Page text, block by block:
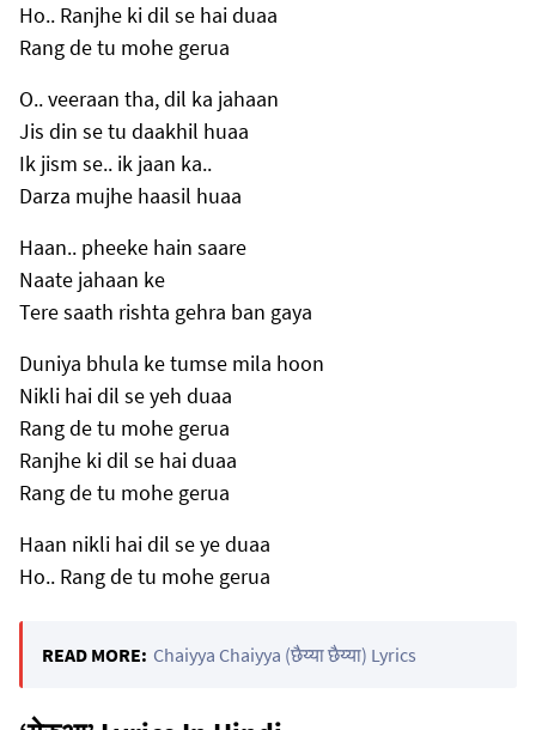
Ho.. Ranjhe ki dil se hai duaa
Rang de tu mohe gerua
O.. veeraan tha, dil ka jahaan
Jis din se tu daakhil huaa
Ik jism se.. ik jaan ka..
Darza mujhe haasil huaa
Haan.. pheeke hain saare
Naate jahaan ke
Tere saath rishta gehra ban gaya
Duniya bhula ke tumse mila hoon
Nikli hai dil se yeh duaa
Rang de tu mohe gerua
Ranjhe ki dil se hai duaa
Rang de tu mohe gerua
Haan nikli hai dil se ye duaa
Ho.. Rang de tu mohe gerua
READ MORE: Chaiyya Chaiyya (छैय्या छैय्या) Lyrics